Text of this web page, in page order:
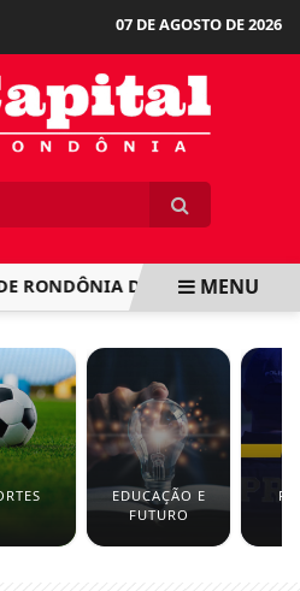
07 DE AGOSTO DE 2026
DEIXA MOTOCICLISTA
MENU
EDUCAÇÃO E
FUTURO